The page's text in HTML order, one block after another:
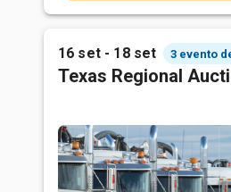
16 set - 18 set 3 evento
Texas Regional